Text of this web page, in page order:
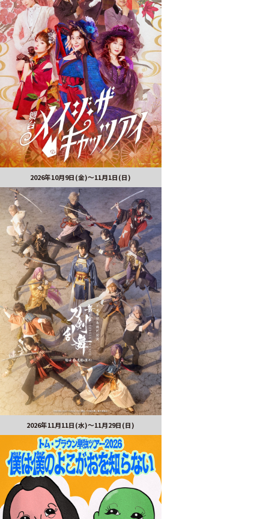
2026年10月9日(金)～11月1日(日)
2026年11月11日(水)～11月29日(日)